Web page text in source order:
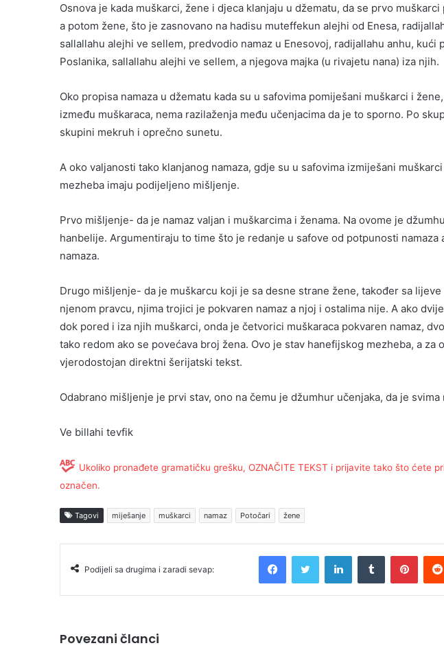
Osnova je kada muškarci, žene i djeca klanjaju u džematu, da se prvo
a potom žene, što je zasnovano na hadisu muteffekun alejhi od Enesa,
sallallahu alejhi ve sellem, predvodio namaz u Enesovoj, radijallahu anhu, kući
Poslanika, sallallahu alejhi ve sellem, a njegova majka (u rivajetu nana) iza njih.
Oko propisa namaza u džematu kada su u safovima pomiješani muškarci i
između muškaraca, nema razilaženja među učenjacima da je to sporno. Po
skupini mekruh i oprečno sunetu.
A oko valjanosti tako klanjanog namaza, gdje su u safovima izmiješani
mezheba imaju podijeljeno mišljenje.
Prvo mišljenje- da je namaz valjan i muškarcima i ženama. Na ovome je
hanbelije. Argumentiraju to time što je redanje u safove od potpunosti namaza
namaza.
Drugo mišljenje- da je muškarcu koji je sa desne strane žene, također sa
njenom pravcu, njima trojici je pokvaren namaz a njoj i ostalima nije. A ako
dok pored i iza njih muškarci, onda je četvorici muškaraca pokvaren namaz,
tako redom ako se povećava broj žena. Ovo je stav hanefijskog mezheba, a za
vjerodostojan direktni šerijatski tekst.
Odabrano mišljenje je prvi stav, ono na čemu je džumhur učenjaka, da je svima
Ve billahi tevfik
Ukoliko pronađete gramatičku grešku, OZNAČITE TEKST i prijavite tako što ćete
označen.
Tagovi miješanje muškarci namaz Potočari žene
Podijeli sa drugima i zaradi sevap:
Povezani članci